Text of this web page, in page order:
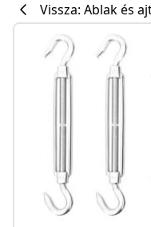
Vissza: Ablak és